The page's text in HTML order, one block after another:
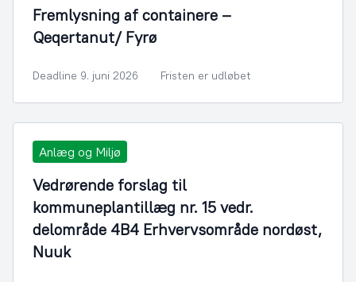
Fremlysning af containere –
Qeqertanut/ Fyrø
Deadline 9. juni 2026 Fristen er udløbet
Anlæg og Miljø
Vedrørende forslag til
kommuneplantillæg nr. 15 vedr.
delområde 4B4 Erhvervsområde nordøst,
Nuuk